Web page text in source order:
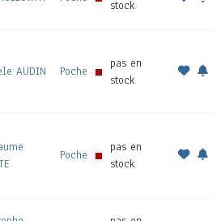
stock
AUDIN Poche
pas en
stock
Poche
pas en
stock